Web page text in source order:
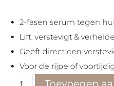
2-fasen serum tegen
Lift, verstevigt &
Geeft direct een
Voor de rijpe of
Phyto
Toevoegen